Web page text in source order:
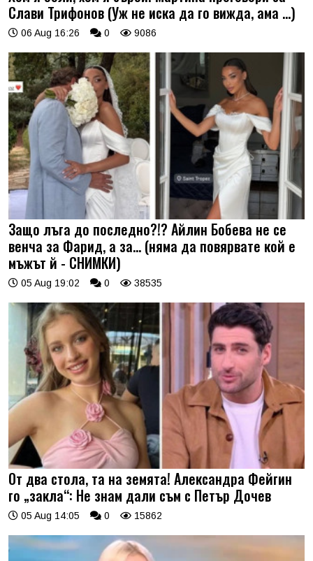
Слави Трифонов (Уж не иска да го вижда, ама …)
06 Aug 16:26 0 9086
Защо лъга до последно?!? Айлин Бобева не се
венча за Фарид, а за... (няма да повярвате кой е
мъжът й - СНИМКИ)
05 Aug 19:02 0 38535
От два стола, та на земята! Александра Фейгин
го „закла“: Не знам дали съм с Петър Дочев
05 Aug 14:05 0 15862